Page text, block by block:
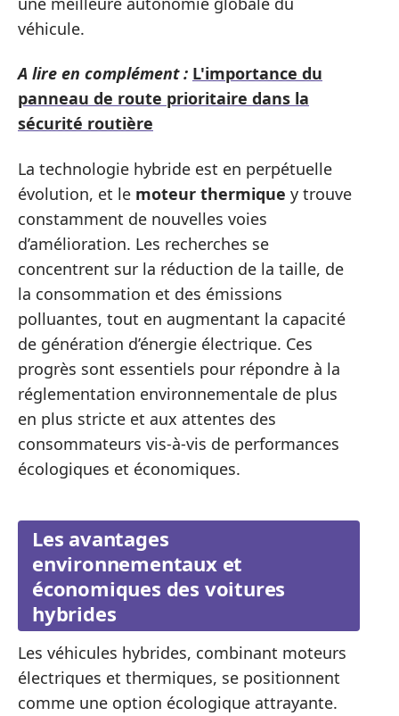
véhicule.
A lire en complément : L'importance du
panneau de route prioritaire dans la
sécurité routière
La technologie hybride est en perpétuelle
évolution, et le moteur thermique y trouve
constamment de nouvelles voies
d’amélioration. Les recherches se
concentrent sur la réduction de la taille, de
la consommation et des émissions
polluantes, tout en augmentant la capacité
de génération d’énergie électrique. Ces
progrès sont essentiels pour répondre à la
réglementation environnementale de plus
en plus stricte et aux attentes des
consommateurs vis-à-vis de performances
écologiques et économiques.
Les avantages
environnementaux et
économiques des voitures
hybrides
Les véhicules hybrides, combinant moteurs
électriques et thermiques, se positionnent
comme une option écologique attrayante.